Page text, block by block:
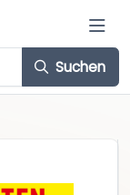
Suchen